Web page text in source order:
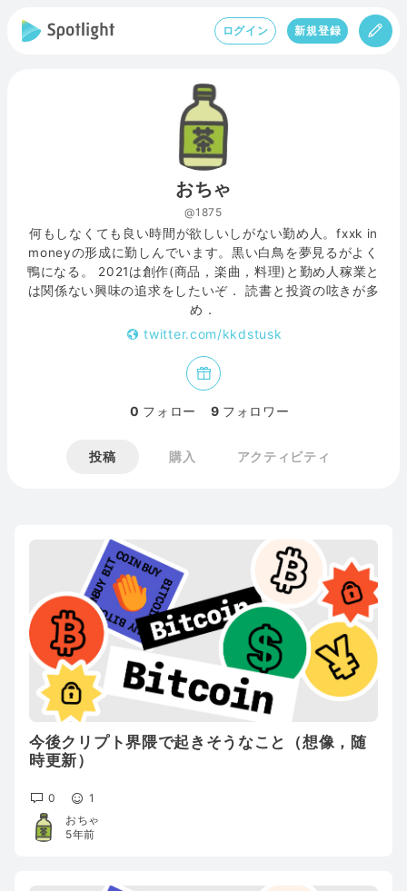
ログイン 新規登録
おちゃ
@1875
何もしなくても良い時間が欲しいしがない勤め人。fxxk in
moneyの形成に勤しんでいます。黒い白鳥を夢見るがよく
鴨になる。 2021は創作(商品，楽曲，料理)と勤め人稼業と
は関係ない興味の追求をしたいぞ． 読書と投資の呟きが多
め．
twitter.com/kkdstusk
0 フォロー 9 フォロワー
投稿 購入 アクティビティ
今後クリプト界隈で起きそうなこと（想像，随
時更新）
0
1
おちゃ
5年前